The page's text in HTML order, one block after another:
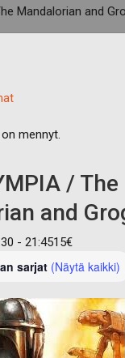
Mandalorian and
mennyt.
/ The
and
- 21:45
sarjat (Näytä kaikki)
15€